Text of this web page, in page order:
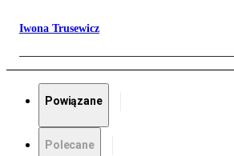
Iwona Trusewicz
Powiązane
Polecane